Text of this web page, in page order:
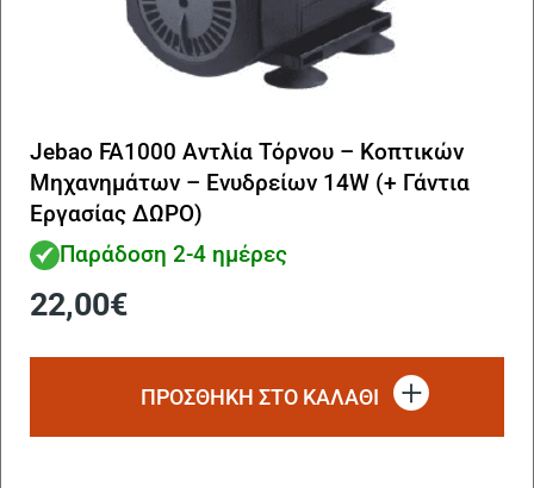
Jebao FA1000 Αντλία Τόρνου – Κοπτικών
Μηχανημάτων – Ενυδρείων 14W (+ Γάντια
Εργασίας ΔΩΡΟ)
Παράδοση 2-4 ημέρες
22,00€
ΠΡΟΣΘΗΚΗ ΣΤΟ ΚΑΛΑΘΙ